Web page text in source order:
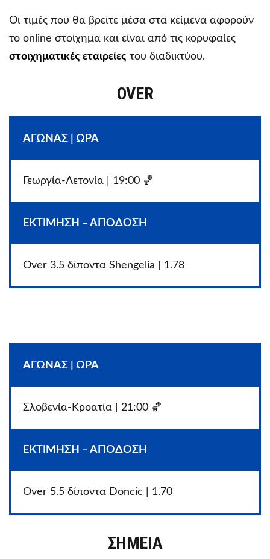
Οι τιμές που θα βρείτε μέσα στα κείμενα αφορούν
το online στοίχημα και είναι από τις κορυφαίες
στοιχηματικές εταιρείες του διαδικτύου.
OVER
ΑΓΩΝΑΣ | ΩΡΑ
Γεωργία-Λετονία | 19:00 🏀
ΕΚΤΙΜΗΣΗ – ΑΠΟΔΟΣΗ
Over 3.5 δίποντα Shengelia | 1.78
ΑΓΩΝΑΣ | ΩΡΑ
Σλοβενία-Κροατία | 21:00 🏀
ΕΚΤΙΜΗΣΗ – ΑΠΟΔΟΣΗ
Over 5.5 δίποντα Doncic | 1.70
ΣΗΜΕΙΑ